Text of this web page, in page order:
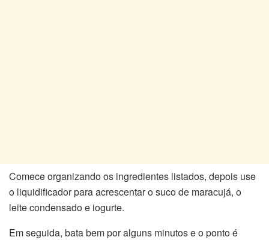
Comece organizando os ingredientes listados, depois use
o liquidificador para acrescentar o suco de maracujá, o
leite condensado e iogurte.
Em seguida, bata bem por alguns minutos e o ponto é